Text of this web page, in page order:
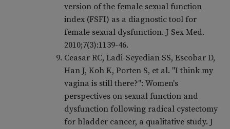
version of the female sexual function
index (FSFI) as a diagnostic tool for
female sexual dysfunction. J Sex Med.
2010;7(3):1139-46.
Ceasar RC, Ladi-Seyedian SS, Escobar D,
Han J, Koh K, Porten S, et al. "I think my
vagina is still there?": Women's
perspectives on sexual function and
dysfunction following radical cystectomy
for bladder cancer, a qualitative study. J